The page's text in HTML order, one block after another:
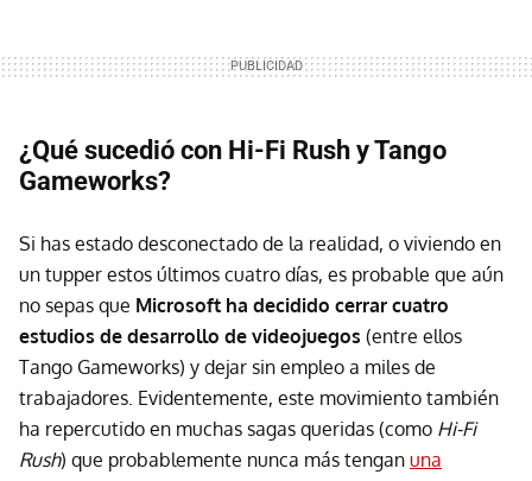
¿Qué sucedió con Hi-Fi Rush y Tango
Gameworks?
Si has estado desconectado de la realidad, o viviendo en
un tupper estos últimos cuatro días, es probable que aún
no sepas que Microsoft ha decidido cerrar cuatro
estudios de desarrollo de videojuegos (entre ellos
Tango Gameworks) y dejar sin empleo a miles de
trabajadores. Evidentemente, este movimiento también
ha repercutido en muchas sagas queridas (como Hi-Fi
Rush) que probablemente nunca más tengan una